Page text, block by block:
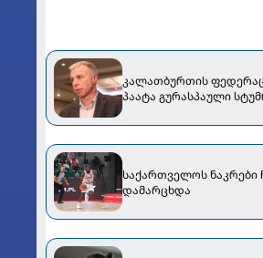
კალათბურთის
პაატა გურასპაული
საქართველოს ნაკრები
დამარცხდა